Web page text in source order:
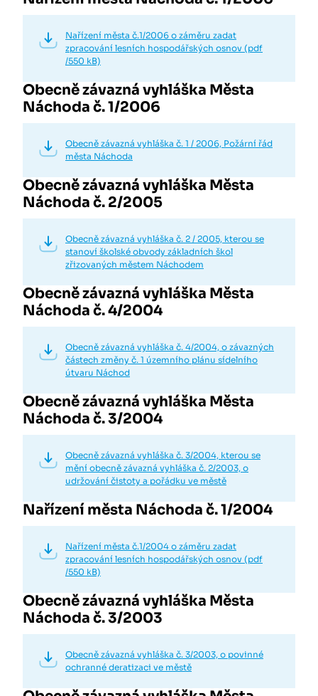
Nařízení města č.1/2006 o záměru zadat
zpracování lesních hospodářských osnov (pdf
/550 kB)
Obecně závazná vyhláška Města
Náchoda č. 1/2006
Obecně závazná vyhláška č. 1 / 2006, Požární řád
města Náchoda
Obecně závazná vyhláška Města
Náchoda č. 2/2005
Obecně závazná vyhláška č. 2 / 2005, kterou se
stanoví školské obvody základních škol
zřizovaných městem Náchodem
Obecně závazná vyhláška Města
Náchoda č. 4/2004
Obecně závazná vyhláška č. 4/2004, o závazných
částech změny č. 1 územního plánu sídelního
útvaru Náchod
Obecně závazná vyhláška Města
Náchoda č. 3/2004
Obecně závazná vyhláška č. 3/2004, kterou se
mění obecně závazná vyhláška č. 2/2003, o
udržování čistoty a pořádku ve městě
Nařízení města Náchoda č. 1/2004
Nařízení města č.1/2004 o záměru zadat
zpracování lesních hospodářských osnov (pdf
/550 kB)
Obecně závazná vyhláška Města
Náchoda č. 3/2003
Obecně závazná vyhláška č. 3/2003, o povinné
ochranné deratizaci ve městě